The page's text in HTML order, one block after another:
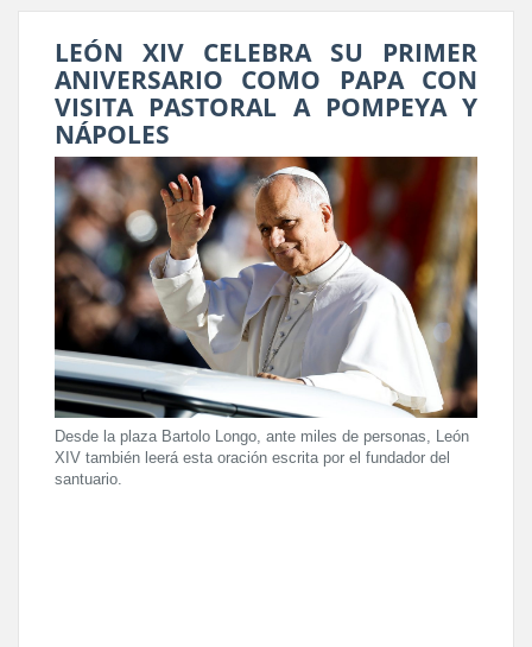
LEÓN XIV CELEBRA SU PRIMER
ANIVERSARIO COMO PAPA CON
VISITA PASTORAL A POMPEYA Y
NÁPOLES
Desde la plaza Bartolo Longo, ante miles de personas, León
XIV también leerá esta oración escrita por el fundador del
santuario.